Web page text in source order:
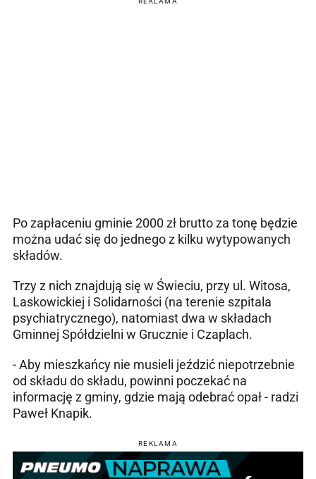
Po zapłaceniu gminie 2000 zł brutto za tonę będzie
można udać się do jednego z kilku wytypowanych
składów.
Trzy z nich znajdują się w Świeciu, przy ul. Witosa,
Laskowickiej i Solidarności (na terenie szpitala
psychiatrycznego), natomiast dwa w składach
Gminnej Spółdzielni w Grucznie i Czaplach.
- Aby mieszkańcy nie musieli jeździć niepotrzebnie
od składu do składu, powinni poczekać na
informację z gminy, gdzie mają odebrać opał - radzi
Paweł Knapik.
REKLAMA